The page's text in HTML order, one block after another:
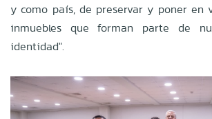
y como país, de preservar y poner en
inmuebles que forman parte de
identidad".